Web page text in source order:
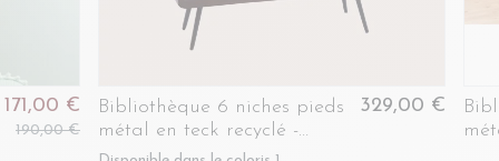
171,00 €
190,00 €
Bibliothèque 6 niches pieds
métal en teck recyclé -
MILAN
329,00 €